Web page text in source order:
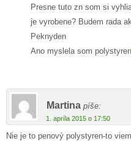
Presne tuto zn som si
je vyrobene? Budem rada
Peknyden
Ano myslela som polystyren
Martina píše:
1. apríla 2015 o 17:50
Nie je to penový polystyren-to